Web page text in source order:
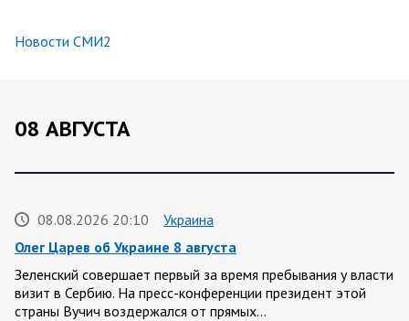
Новости СМИ2
08 АВГУСТА
08.08.2026 20:10
Украина
Олег Царев об Украине 8 августа
Зеленский совершает первый за время пребывания у власти
визит в Сербию. На пресс-конференции президент этой
страны Вучич воздержался от прямых…